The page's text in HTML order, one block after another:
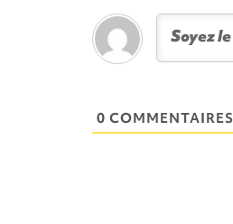
0 COMMENTAIRES